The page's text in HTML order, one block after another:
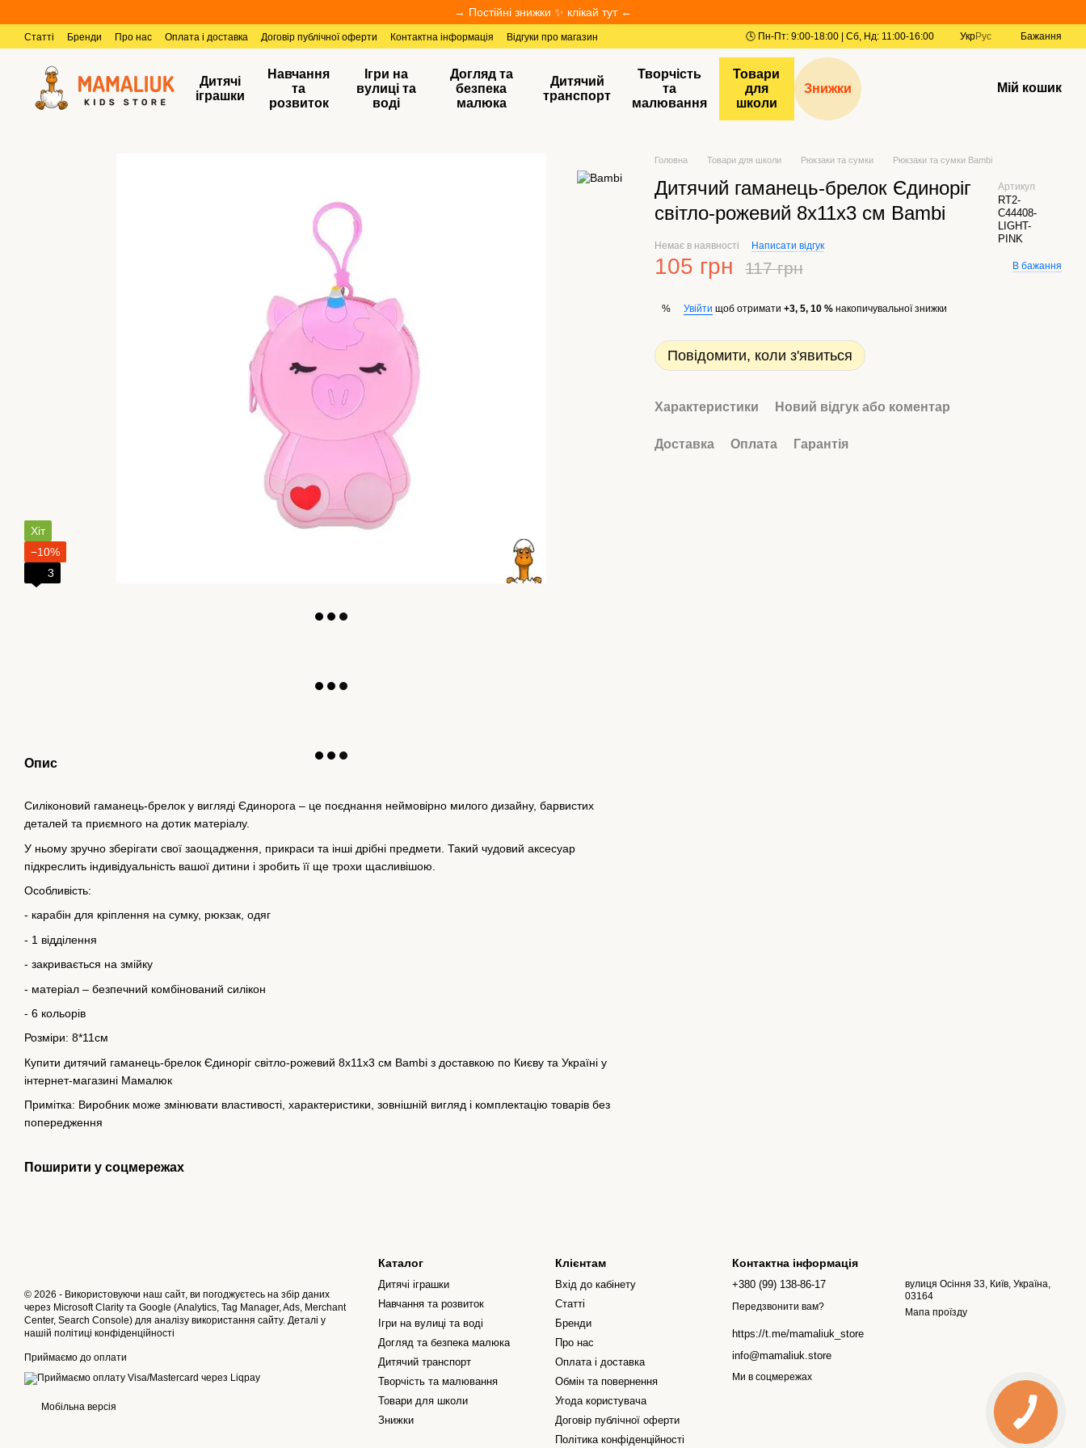
→ Постійні знижки ✨ клікай тут ←
Статті Бренди Про нас Оплата і доставка Договір публічної оферти Контактна інформація Відгуки про магазин УкрРус Бажання
Дитячі
іграшки
Навчання
та
розвиток
Ігри на
вулиці та
воді
Догляд та
безпека
малюка
Дитячий
транспорт
Творчість
та
малювання
Товари
для
школи
Знижки Мій кошик
Хіт
−10%
3
Опис
Силіконовий гаманець-брелок у вигляді Єдинорога – це поєднання неймовірно милого дизайну, барвистих
деталей та приємного на дотик матеріалу.
У ньому зручно зберігати свої заощадження, прикраси та інші дрібні предмети. Такий чудовий аксесуар
підкреслить індивідуальність вашої дитини і зробить її ще трохи щасливішою.
Особливість:
- карабін для кріплення на сумку, рюкзак, одяг
- 1 відділення
- закривається на змійку
- матеріал – безпечний комбінований силікон
- 6 кольорів
Розміри: 8*11см
Купити дитячий гаманець-брелок Єдиноріг світло-рожевий 8х11х3 см Bambi з доставкою по Києву та Україні у
інтернет-магазині Мамалюк
Примітка: Виробник може змінювати властивості, характеристики, зовнішній вигляд і комплектацію товарів без
попередження
Поширити у соцмережах
Головна Товари для школи Рюкзаки та сумки Рюкзаки та сумки Bambi
Дитячий гаманець-брелок Єдиноріг
світло-рожевий 8х11х3 см Bambi
Артикул
RT2-
C44408-
LIGHT-
PINK
Немає в наявності Написати відгук
105 грн 117 грн В бажання
% Увійти щоб отримати+3, 5, 10 % накопичувальної знижки
Повідомити, коли з'явиться
Характеристики Новий відгук або коментар
Доставка Оплата Гарантія
© 2026 - Використовуючи наш сайт, ви погоджуєтесь на збір даних
через Microsoft Clarity та Google (Analytics, Tag Manager, Ads, Merchant
Center, Search Console) для аналізу використання сайту. Деталі у
нашій політиці конфіденційності
Приймаємо до оплати
Мобільна версія
Каталог
Дитячі іграшки
Навчання та розвиток
Ігри на вулиці та воді
Догляд та безпека малюка
Дитячий транспорт
Творчість та малювання
Товари для школи
Знижки
Клієнтам
Вхід до кабінету
Статті
Бренди
Про нас
Оплата і доставка
Обмін та повернення
Угода користувача
Договір публічної оферти
Політика конфіденційності
Контактна інформація
+380 (99) 138-86-17
Передзвонити вам?
https://t.me/mamaliuk_store
info@mamaliuk.store
вулиця Осіння 33, Київ, Україна,
03164
Мапа проїзду
Ми в соцмережах